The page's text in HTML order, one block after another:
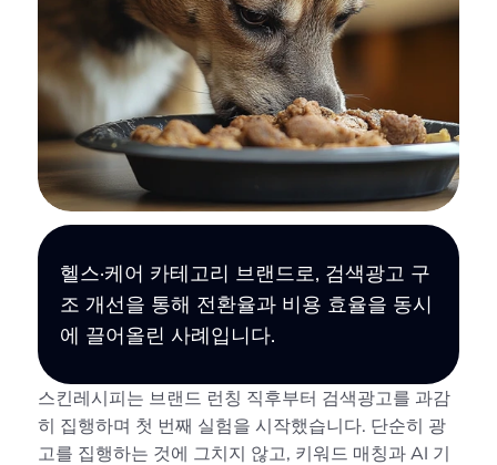
헬스·케어 카테고리 브랜드로, 검색광고 구
조 개선을 통해 전환율과 비용 효율을 동시
에 끌어올린 사례입니다.
스킨레시피는 브랜드 런칭 직후부터 검색광고를 과감
히 집행하며 첫 번째 실험을 시작했습니다. 단순히 광
고를 집행하는 것에 그치지 않고, 키워드 매칭과 AI 기